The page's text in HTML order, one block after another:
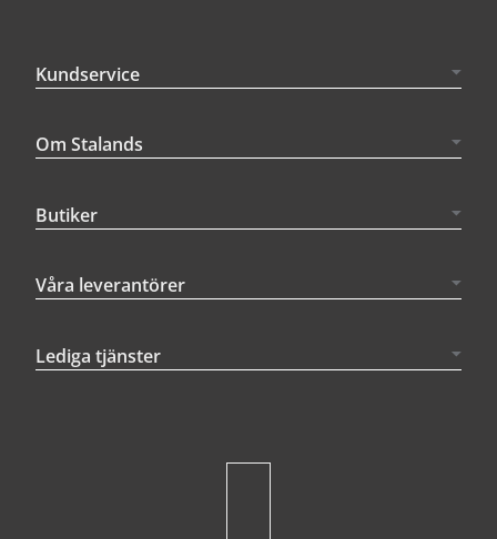
Kundservice
Om Stalands
Butiker
Våra leverantörer
Lediga tjänster